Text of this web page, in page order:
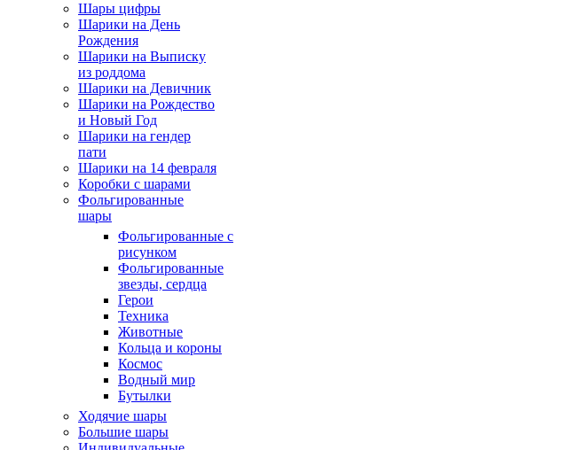
Шары цифры
Шарики на День
Рождения
Шарики на Выписку
из роддома
Шарики на Девичник
Шарики на Рождество
и Новый Год
Шарики на гендер
пати
Шарики на 14 февраля
Коробки с шарами
Фольгированные
шары
Фольгированные с
рисунком
Фольгированные
звезды, сердца
Герои
Техника
Животные
Кольца и короны
Космос
Водный мир
Бутылки
Ходячие шары
Большие шары